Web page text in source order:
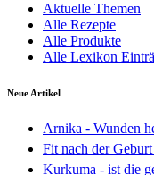
Aktuelle Themen
Alle Rezepte
Alle Produkte
Alle Lexikon
Neue Artikel
Arnika - Wunden
Fit nach der
Kurkuma - ist die